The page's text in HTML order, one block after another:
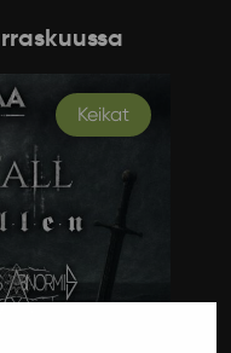
Keikat